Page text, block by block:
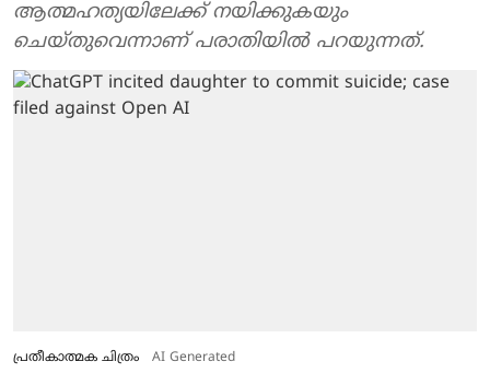
ആത്മഹത്യയിലേക്ക് നയിക്കുകയും
ചെയ്തുവെന്നാണ് പരാതിയില്‍ പറയുന്നത്.
പ്രതീകാത്മക ചിത്രം AI Generated